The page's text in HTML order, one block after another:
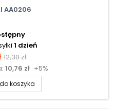
AA0206
1 dzień
Cena
podstawowa
12,30 zł
10,76 zł +5%
koszyka